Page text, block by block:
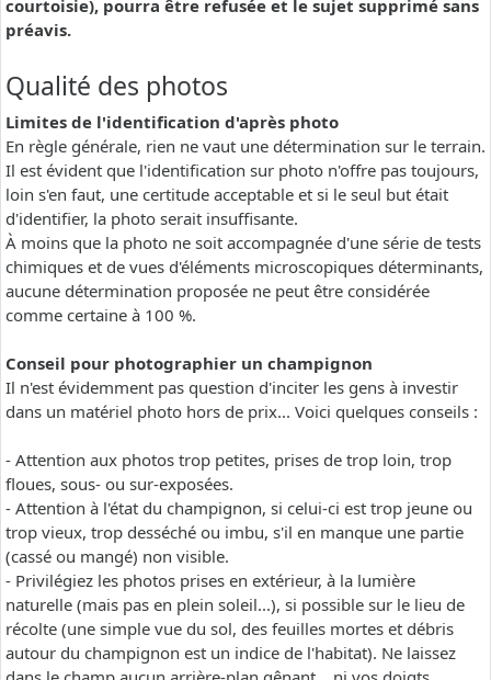
courtoisie), pourra être refusée et le sujet supprimé sans
préavis.
Qualité des photos
Limites de l'identification d'après photo
En règle générale, rien ne vaut une détermination sur le terrain.
Il est évident que l'identification sur photo n'offre pas toujours,
loin s'en faut, une certitude acceptable et si le seul but était
d'identifier, la photo serait insuffisante.
À moins que la photo ne soit accompagnée d'une série de tests
chimiques et de vues d'éléments microscopiques déterminants,
aucune détermination proposée ne peut être considérée
comme certaine à 100 %.
Conseil pour photographier un champignon
Il n'est évidemment pas question d'inciter les gens à investir
dans un matériel photo hors de prix... Voici quelques conseils :
- Attention aux photos trop petites, prises de trop loin, trop
floues, sous- ou sur-exposées.
- Attention à l'état du champignon, si celui-ci est trop jeune ou
trop vieux, trop desséché ou imbu, s'il en manque une partie
(cassé ou mangé) non visible.
- Privilégiez les photos prises en extérieur, à la lumière
naturelle (mais pas en plein soleil...), si possible sur le lieu de
récolte (une simple vue du sol, des feuilles mortes et débris
autour du champignon est un indice de l'habitat). Ne laissez